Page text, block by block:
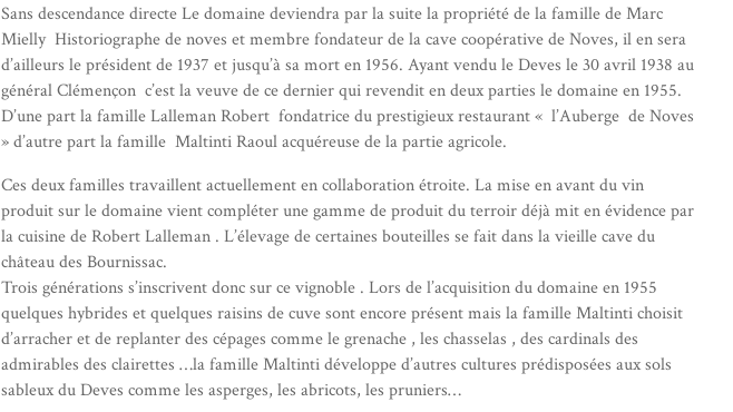
Sans descendance directe Le domaine deviendra par la suite la propriété de la famille de Marc
Mielly Historiographe de noves et membre fondateur de la cave coopérative de Noves, il en sera
d’ailleurs le président de 1937 et jusqu’à sa mort en 1956. Ayant vendu le Deves le 30 avril 1938 au
général Clémençon c’est la veuve de ce dernier qui revendit en deux parties le domaine en 1955.
D’une part la famille Lalleman Robert fondatrice du prestigieux restaurant « l’Auberge de Noves
» d’autre part la famille Maltinti Raoul acquéreuse de la partie agricole.
Ces deux familles travaillent actuellement en collaboration étroite. La mise en avant du vin
produit sur le domaine vient compléter une gamme de produit du terroir déjà mit en évidence par
la cuisine de Robert Lalleman . L’élevage de certaines bouteilles se fait dans la vieille cave du
château des Bournissac.
Trois générations s’inscrivent donc sur ce vignoble . Lors de l’acquisition du domaine en 1955
quelques hybrides et quelques raisins de cuve sont encore présent mais la famille Maltinti choisit
d’arracher et de replanter des cépages comme le grenache , les chasselas , des cardinals des
admirables des clairettes …la famille Maltinti développe d’autres cultures prédisposées aux sols
sableux du Deves comme les asperges, les abricots, les pruniers…